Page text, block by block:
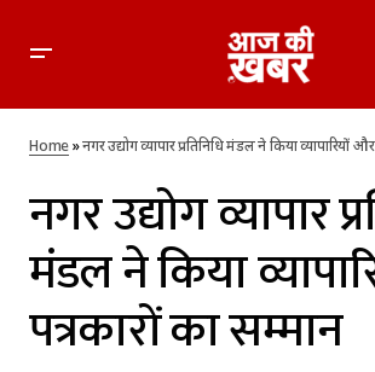
सम्मान
Home»नगर उद्योग व्यापार प्रतिनिधि मंडल ने किया व्यापारियों
नगर उद्योग व्यापार
मंडल ने किया
पत्रकारों का सम्मान